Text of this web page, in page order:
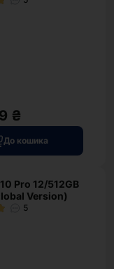
₴
До кошика
Pro 12/512GB
Version)
5